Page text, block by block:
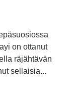
on ottanut
räjähtävän
sellaisia...